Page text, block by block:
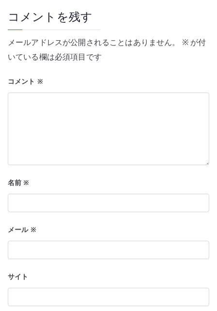
ー
シ
ョ
ン
コメントを残す
メールアドレスが公開されることはありません。 ※が付
いている欄は必須項目です
コメント ※
名前※
メール ※
サイト